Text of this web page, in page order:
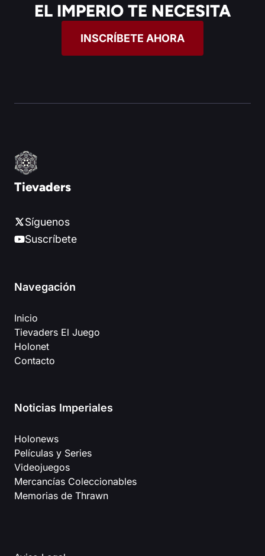
EL IMPERIO TE NECESITA
INSCRÍBETE AHORA
Tievaders
Síguenos
Suscríbete
Navegación
Inicio
Tievaders El Juego
Holonet
Contacto
Noticias Imperiales
Holonews
Películas y Series
Videojuegos
Mercancías Coleccionables
Memorias de Thrawn